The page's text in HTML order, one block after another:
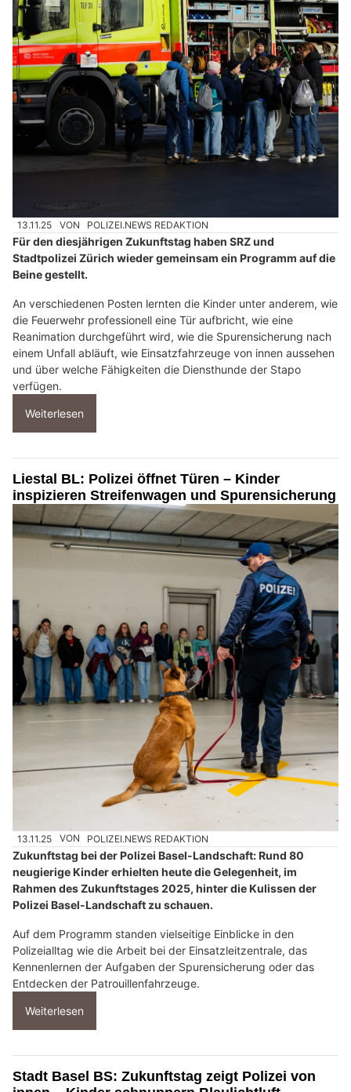
13.11.25 VON POLIZEI.NEWS REDAKTION
Für den diesjährigen Zukunftstag haben SRZ und
Stadtpolizei Zürich​​ wieder gemeinsam ein Programm auf die
Beine gestellt.
An verschiedenen Posten lernten die Kinder unter anderem, wie
die Feuerwehr professionell eine Tür aufbricht, wie eine
Reanimation durchgeführt wird, wie die Spurensicherung nach
einem Unfall abläuft, wie Einsatzfahrzeuge von innen aussehen
und über welche Fähigkeiten die Diensthunde der Stapo
verfügen.
Weiterlesen
Liestal BL: Polizei öffnet Türen – Kinder
inspizieren Streifenwagen und Spurensicherung
13.11.25 VON POLIZEI.NEWS REDAKTION
Zukunftstag bei der Polizei Basel-Landschaft: Rund 80
neugierige Kinder erhielten heute die Gelegenheit, im
Rahmen des Zukunftstages 2025, hinter die Kulissen der
Polizei Basel-Landschaft zu schauen.
Auf dem Programm standen vielseitige Einblicke in den
Polizeialltag wie die Arbeit bei der Einsatzleitzentrale, das
Kennenlernen der Aufgaben der Spurensicherung oder das
Entdecken der Patrouillenfahrzeuge.
Weiterlesen
Stadt Basel BS: Zukunftstag zeigt Polizei von